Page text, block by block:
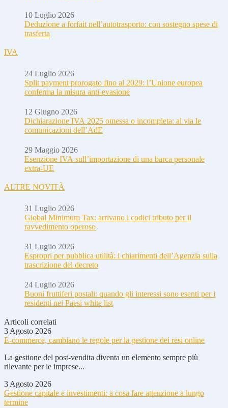
10 Luglio 2026
Deduzione a forfait nell’autotrasporto: con sostegno spese di
trasferta
IVA
24 Luglio 2026
Split payment prorogato fino al 2029: l’Unione europea
conferma la misura anti-evasione
12 Giugno 2026
Dichiarazione IVA 2025 omessa o incompleta: al via le
comunicazioni dell’AdE
29 Maggio 2026
Esenzione IVA sull’importazione di una barca personale
extra-UE
ALTRE NOVITÀ
31 Luglio 2026
Global Minimum Tax: arrivano i codici tributo per il
ravvedimento operoso
31 Luglio 2026
Espropri per pubblica utilità: i chiarimenti dell’Agenzia sulla
trascrizione del decreto
24 Luglio 2026
Buoni fruttiferi postali: quando gli interessi sono esenti per i
residenti nei Paesi white list
Articoli correlati
3 Agosto 2026
E-commerce, cambiano le regole per la gestione dei resi online
La gestione del post-vendita diventa un elemento sempre più
rilevante per le imprese...
3 Agosto 2026
Gestione capitale e investimenti: a cosa fare attenzione a lungo
termine